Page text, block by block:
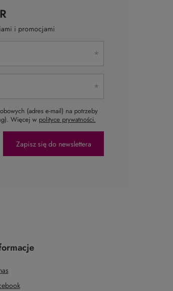
i promocjami
(adres e-mail) na potrzeby
Więcej w polityce prywatności.
Zapisz się do newslettera